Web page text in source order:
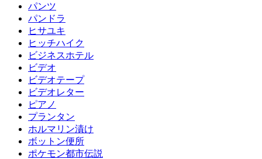
パンツ
パンドラ
ヒサユキ
ヒッチハイク
ビジネスホテル
ビデオ
ビデオテープ
ビデオレター
ピアノ
プランタン
ホルマリン漬け
ボットン便所
ポケモン都市伝説